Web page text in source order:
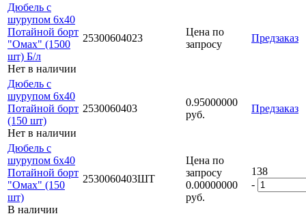
Дюбель с
шурупом 6х40
Потайной борт
"Омах" (1500
шт) Б/л
Нет в наличии
25300604023
Цена по
запросу
Предзаказ
Дюбель с
шурупом 6х40
Потайной борт
(150 шт)
Нет в наличии
2530060403
0.95000000
руб.
Предзаказ
Дюбель с
шурупом 6х40
Потайной борт
"Омах" (150
шт)
В наличии
2530060403ШТ
Цена по
запросу
0.00000000
руб.
138
-